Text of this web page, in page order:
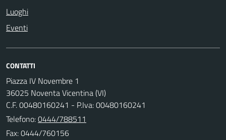
Luoghi
Eventi
CONTATTI
Piazza IV Novembre 1
36025 Noventa Vicentina (VI)
C.F. 00480160241 - P.Iva: 00480160241
Telefono:0444/788511
Fax: 0444/760156